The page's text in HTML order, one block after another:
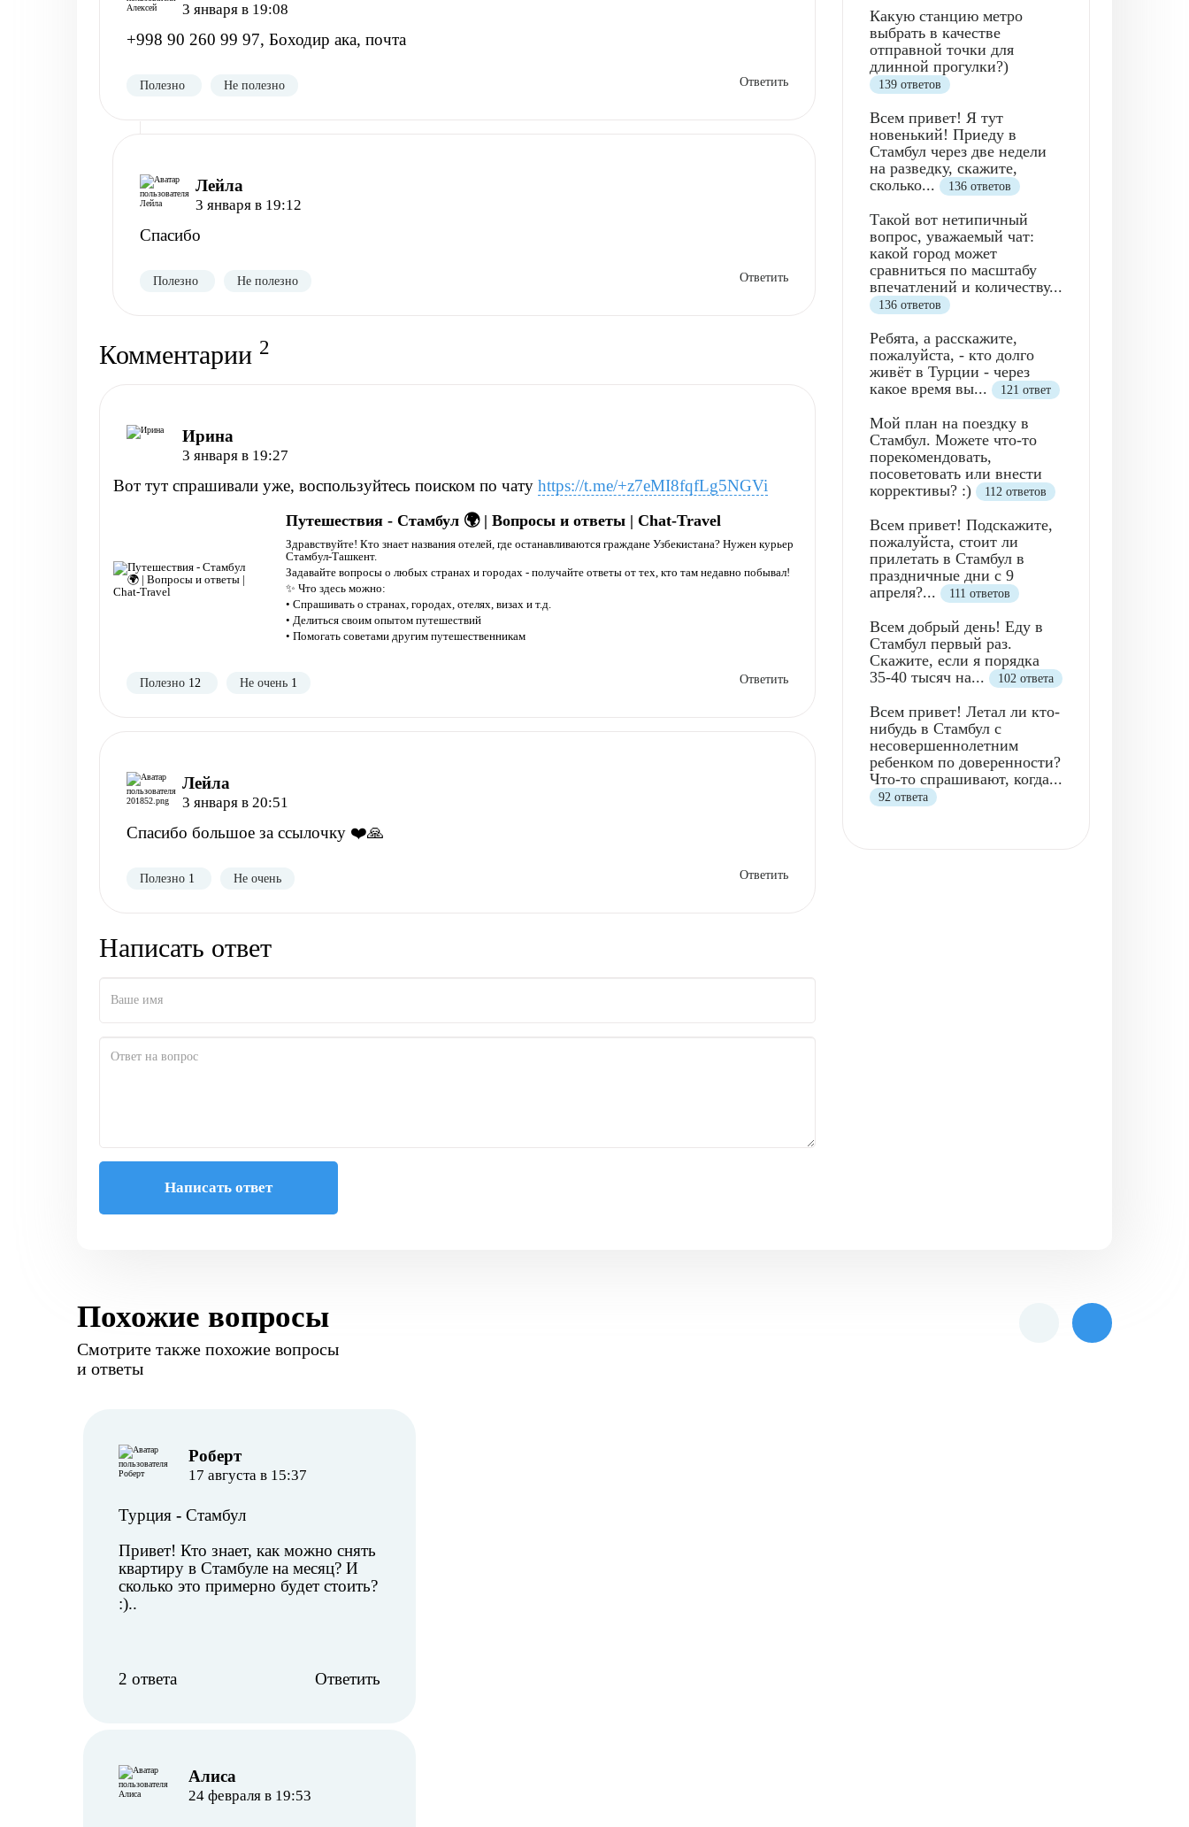
3 января в 19:08
+998 90 260 99 97, Боходир ака, почта
Полезно Не полезно Ответить
Лейла
3 января в 19:12
Спасибо
Полезно Не полезно Ответить
Комментарии 2
Ирина
3 января в 19:27
Вот тут спрашивали уже, воспользуйтесь поиском по чату https://t.me/+z7eMI8fqfLg5NGVi
Путешествия - Стамбул 🌍 | Вопросы и ответы | Chat-Travel
Здравствуйте! Кто знает названия отелей, где останавливаются граждане Узбекистана? Нужен курьер
Стамбул-Ташкент.
Задавайте вопросы о любых странах и городах - получайте ответы от тех, кто там недавно побывал!
✨ Что здесь можно:
• Спрашивать о странах, городах, отелях, визах и т.д.
• Делиться своим опытом путешествий
• Помогать советами другим путешественникам
Полезно 12 Не очень 1 Ответить
Лейла
3 января в 20:51
Спасибо большое за ссылочку ❤️🙏
Полезно 1 Не очень Ответить
Написать ответ
Написать ответ
Какую станцию метро
выбрать в качестве
отправной точки для
длинной прогулки?)
139 ответов
Всем привет! Я тут
новенький! Приеду в
Стамбул через две недели
на разведку, скажите,
сколько...
136 ответов
Такой вот нетипичный
вопрос, уважаемый чат:
какой город может
сравниться по масштабу
впечатлений и количеству...
136 ответов
Ребята, а расскажите,
пожалуйста, - кто долго
живёт в Турции - через
какое время вы...
121 ответ
Мой план на поездку в
Стамбул. Можете что-то
порекомендовать,
посоветовать или внести
коррективы? :)
112 ответов
Всем привет! Подскажите,
пожалуйста, стоит ли
прилетать в Стамбул в
праздничные дни с 9
апреля?...
111 ответов
Всем добрый день! Еду в
Стамбул первый раз.
Скажите, если я порядка
35-40 тысяч на...
102 ответа
Всем привет! Летал ли кто-
нибудь в Стамбул с
несовершеннолетним
ребенком по доверенности?
Что-то спрашивают, когда...
92 ответа
Похожие вопросы
Смотрите также похожие вопросы
и ответы
Роберт
17 августа в 15:37
Турция - Стамбул
Привет! Кто знает, как можно снять
квартиру в Стамбуле на месяц? И
сколько это примерно будет стоить?
:)..
2 ответа Ответить
Алиса
24 февраля в 19:53